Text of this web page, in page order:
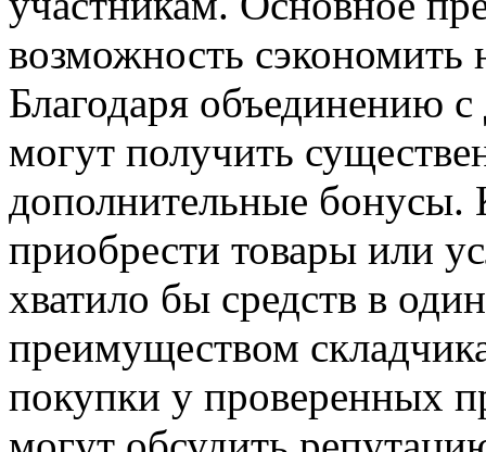
возможность сэкономить
Благодаря объединению
могут получить
дополнительные бонусы.
приобрести товары или
хватило бы средств в
преимуществом
покупки у проверенных